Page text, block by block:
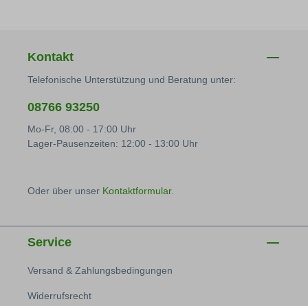
Kontakt
Telefonische Unterstützung und Beratung unter:
08766 93250
Mo-Fr, 08:00 - 17:00 Uhr
Lager-Pausenzeiten: 12:00 - 13:00 Uhr
Oder über unser Kontaktformular.
Service
Versand & Zahlungsbedingungen
Widerrufsrecht